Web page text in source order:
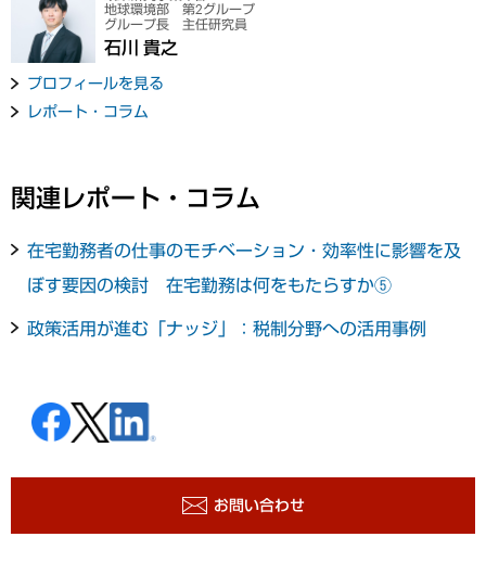
地球環境部 第2グループ
グループ長 主任研究員
石川 貴之
プロフィールを見る
レポート・コラム
関連レポート・コラム
在宅勤務者の仕事のモチベーション・効率性に影響を及
ぼす要因の検討 在宅勤務は何をもたらすか⑤
政策活用が進む「ナッジ」：税制分野への活用事例
お問い合わせ